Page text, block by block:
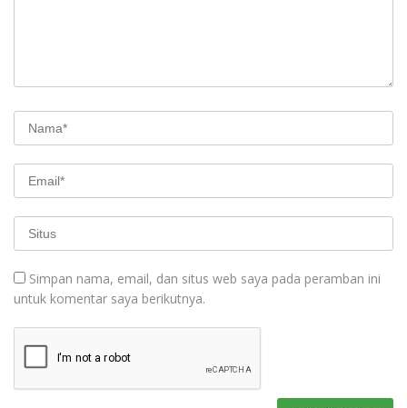
Simpan nama, email, dan situs web saya pada peramban ini
untuk komentar saya berikutnya.